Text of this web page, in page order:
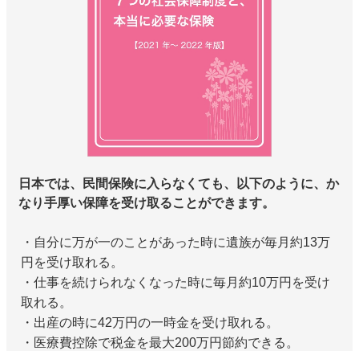
日本では、民間保険に入らなくても、以下のように、か
なり手厚い保障を受け取ることができます。
・自分に万が一のことがあった時に遺族が毎月約13万
円を受け取れる。
・仕事を続けられなくなった時に毎月約10万円を受け
取れる。
・出産の時に42万円の一時金を受け取れる。
・医療費控除で税金を最大200万円節約できる。